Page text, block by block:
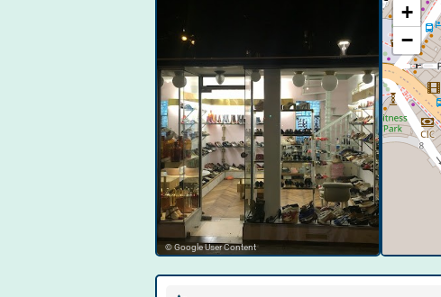
© Google User Content
+
−